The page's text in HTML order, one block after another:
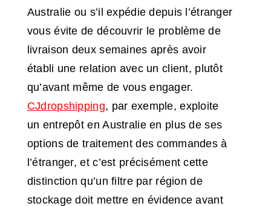
Australie ou s’il expédie depuis l’étranger
vous évite de découvrir le problème de
livraison deux semaines après avoir
établi une relation avec un client, plutôt
qu’avant même de vous engager.
CJdropshipping, par exemple, exploite
un entrepôt en Australie en plus de ses
options de traitement des commandes à
l’étranger, et c’est précisément cette
distinction qu’un filtre par région de
stockage doit mettre en évidence avant